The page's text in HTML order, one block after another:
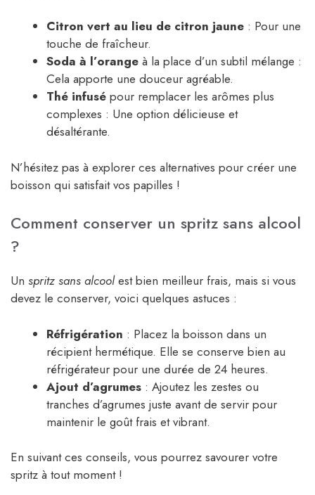
Citron vert au lieu de citron jaune : Pour une
touche de fraîcheur.
Soda à l’orange à la place d’un subtil mélange :
Cela apporte une douceur agréable.
Thé infusé pour remplacer les arômes plus
complexes : Une option délicieuse et
désaltérante.
N’hésitez pas à explorer ces alternatives pour créer une
boisson qui satisfait vos papilles !
Comment conserver un spritz sans alcool
?
Un spritz sans alcoolest bien meilleur frais, mais si vous
devez le conserver, voici quelques astuces :
Réfrigération : Placez la boisson dans un
récipient hermétique. Elle se conserve bien au
réfrigérateur pour une durée de 24 heures.
Ajout d’agrumes : Ajoutez les zestes ou
tranches d’agrumes juste avant de servir pour
maintenir le goût frais et vibrant.
En suivant ces conseils, vous pourrez savourer votre
spritz à tout moment !